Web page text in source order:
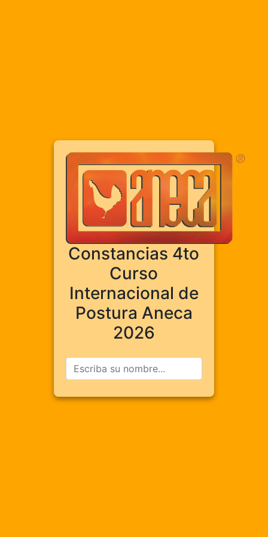
Constancias 4to
Curso
Internacional de
Postura Aneca
2026